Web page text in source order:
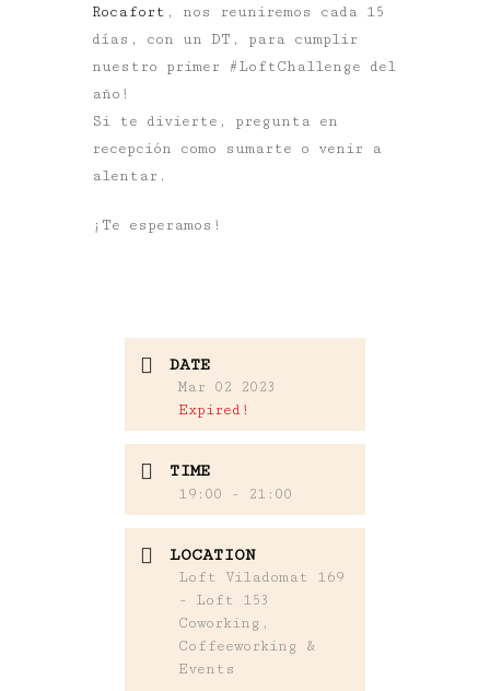
Rocafort , nos reuniremos cada 15
días, con un DT, para cumplir
nuestro primer #LoftChallenge del
año!
Si te divierte, pregunta en
recepción como sumarte o venir a
alentar.
¡Te esperamos!
DATE
Mar 02 2023
Expired!
TIME
19:00 - 21:00
LOCATION
Loft Viladomat 169
- Loft 153
Coworking,
Coffeeworking &
Events